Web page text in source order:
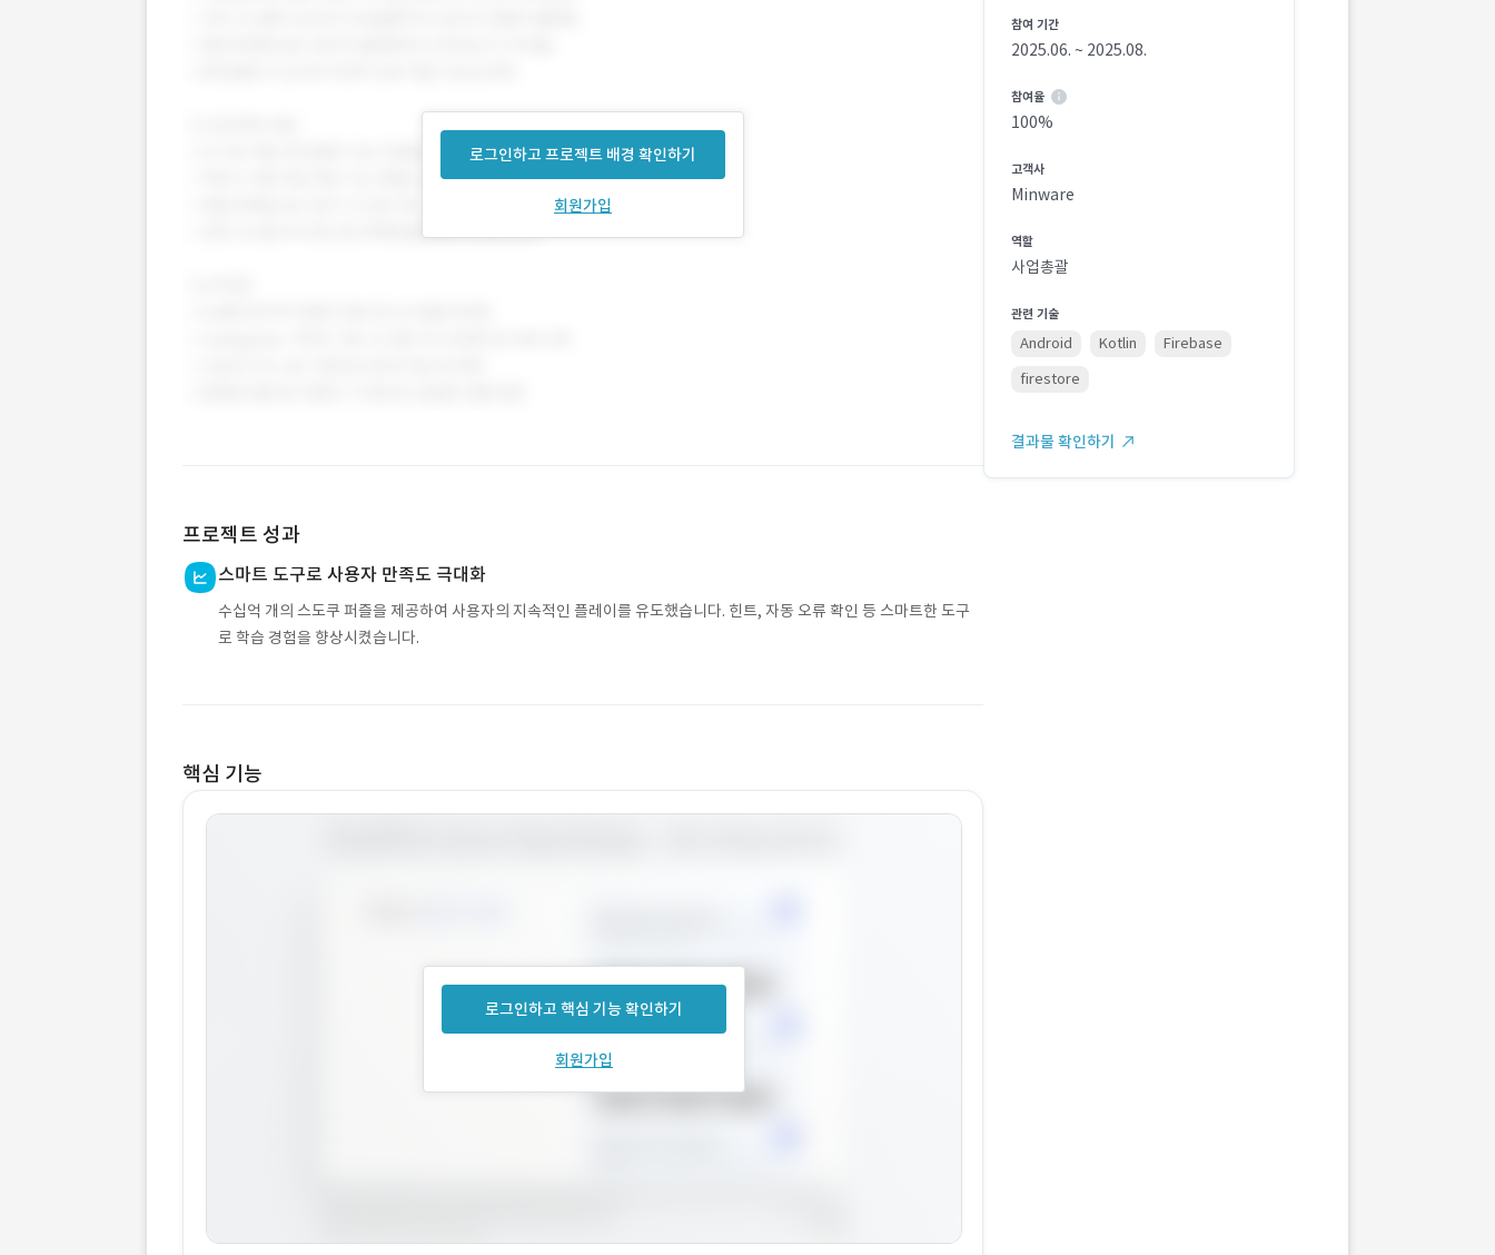
로그인하고 프로젝트 배경 확인하기
회원가입
프로젝트 성과
스마트 도구로 사용자 만족도 극대화
수십억 개의 스도쿠 퍼즐을 제공하여 사용자의 지속적인 플레이를 유도했습니다. 힌트, 자동 오류 확인 등 스마트한 도구
로 학습 경험을 향상시켰습니다.
핵심 기능
로그인하고 핵심 기능 확인하기
회원가입
참여 기간
2025.06. ~ 2025.08.
참여율
100%
고객사
Minware
역할
사업총괄
관련 기술
Android Kotlin
Firebase
firestore
결과물 확인하기